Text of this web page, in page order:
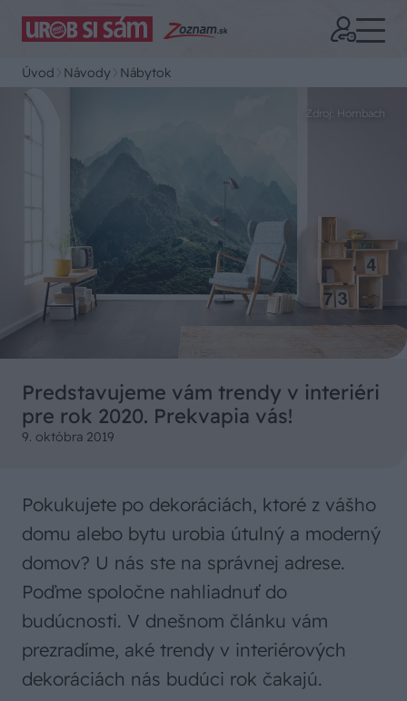
Úvod Návody Nábytok
Zdroj: Hornbach
Predstavujeme vám trendy v interiéri
pre rok 2020. Prekvapia vás!
9. októbra 2019
Pokukujete po dekoráciách, ktoré z vášho
domu alebo bytu urobia útulný a moderný
domov? U nás ste na správnej adrese.
Poďme spoločne nahliadnuť do
budúcnosti. V dnešnom článku vám
prezradíme, aké trendy v interiérových
dekoráciách nás budúci rok čakajú.